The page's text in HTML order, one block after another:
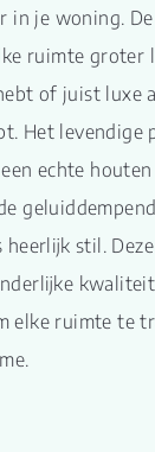
in je woning.
ruimte groter
of juist luxe
Het levendige
echte
stil.
elke ruimte te